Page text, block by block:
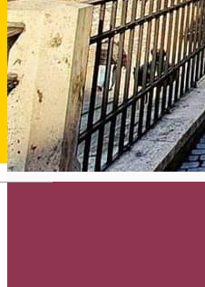
Deutsch